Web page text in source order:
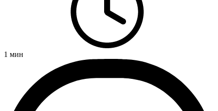
1 мин